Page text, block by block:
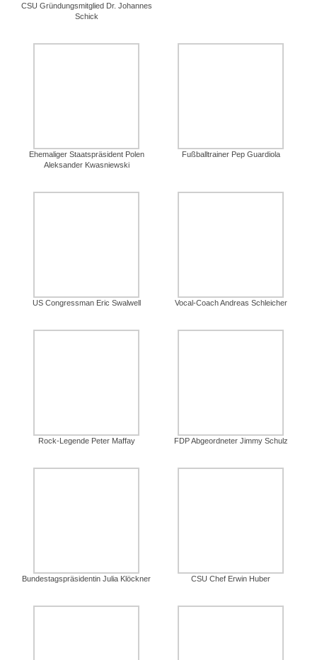
CSU Gründungsmitglied Dr. Johannes
Schick
Ehemaliger Staatspräsident Polen
Aleksander Kwasniewski
Fußballtrainer Pep Guardiola
US Congressman Eric Swalwell Vocal-Coach Andreas Schleicher
Rock-Legende Peter Maffay FDP Abgeordneter Jimmy Schulz
Bundestagspräsidentin Julia Klöckner CSU Chef Erwin Huber